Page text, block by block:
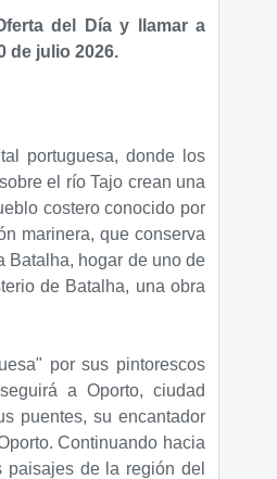
del Día y llamar a
de julio 2026.
portuguesa, donde los
el río Tajo crean una
costero conocido por
marinera, que conserva
Batalha, hogar de uno de
de Batalha, una obra
por sus pintorescos
a Oporto, ciudad
puentes, su encantador
Continuando hacia
paisajes de la región del